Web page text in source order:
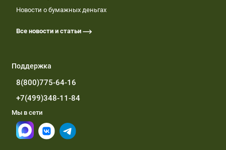
Новости о бумажных деньгах
Все новости и статьи
Поддержка
8(800)775-64-16
+7(499)348-11-84
Мы в сети